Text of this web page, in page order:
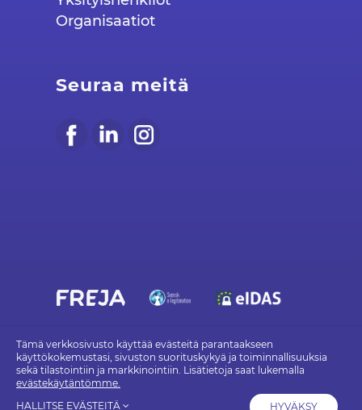
Organisaatiot
Seuraa meitä
30 UPPLANDS VÄSBY - frejaeid.com
Evästekäytäntö Tietosuojakäytäntö Käyttöehdot
Tämä verkkosivusto käyttää evästeitä parantaakseen
käyttökokemustasi, sivuston suorituskykyä ja toiminnallisuuksia
sekä tilastointiin ja markkinointiin. Lisätietoja saat lukemalla
evästekäytäntömme.
HALLITSE EVÄSTEITÄ
HYVÄKSY